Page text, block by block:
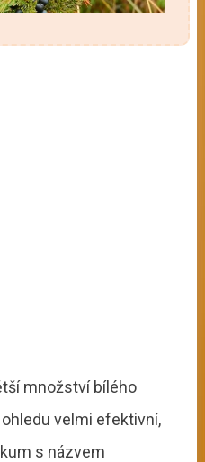
množství bílého
velmi efektivní,
s názvem